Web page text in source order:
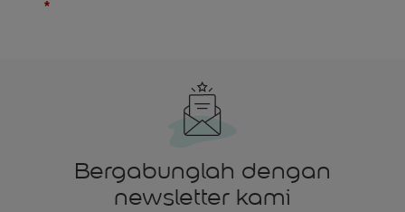
Bergabunglah dengan
newsletter kami